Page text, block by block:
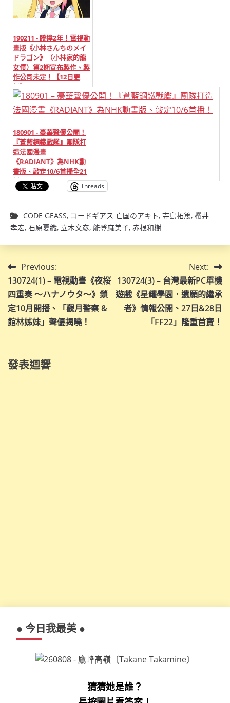
190211 - 睽違2年！電視動
畫版《小林さんちのメイ
ドラゴン》（小林家的龍
女僕）第2期宣布製作、製
作公司未定！【12日更
新】
180901 - 豪華聲優公開！
『蒼藍鋼鐵戰艦』團隊打
造法國漫畫
《RADIANT》為NHK動
畫版、敲定10/6首播全21
話！
Threads
CODE GEASS, コードギアス 亡国のアキト, 寺島拓篤, 櫻井
孝宏, 石原夏織, 立木文彦, 能登麻美子, 赤根和樹
文
章
導
覽
Previous:
130724(1) – 電視動畫《夜桜
四重奏 〜ハナノウタ〜》鎖
定10月開播、「觀月警察 &
館林姊妹」聲優揭曉！
Next:
130724(3) – 台灣最新PC單機
遊戲《星耀學園．遺願的繼承
者》情報公開、27日&28日
「FF22」隆重首賣！
發表迴響
● 今日我最美 ●
猜猜她是誰？